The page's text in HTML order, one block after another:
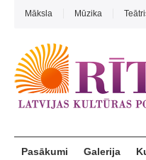
Māksla Mūzika
Pasākumi Galerija